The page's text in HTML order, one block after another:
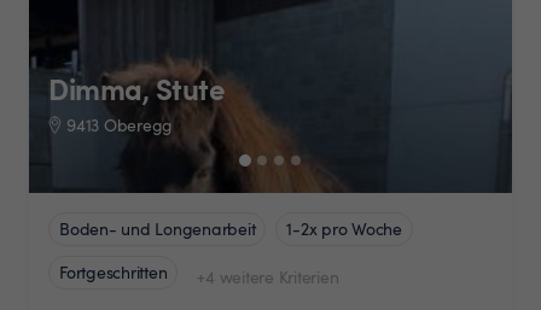
Dimma, Stute
9413 Oberegg
Boden- und Longenarbeit
1-2x pro Woche
Fortgeschritten
+4 weitere Kriterien